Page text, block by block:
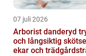
07 juli 2026
Arborist danderyd trygg
och långsiktig
ekar och